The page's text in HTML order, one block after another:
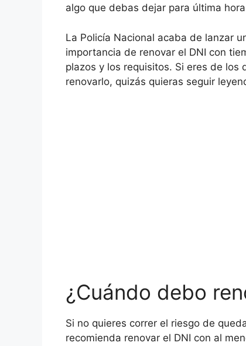
algo que debas dejar para última
La Policía Nacional acaba de lanzar
importancia de renovar el DNI con
plazos y los requisitos. Si eres de los
renovarlo, quizás quieras seguir
¿Cuándo debo
Si no quieres correr el riesgo de
recomienda renovar el DNI con al